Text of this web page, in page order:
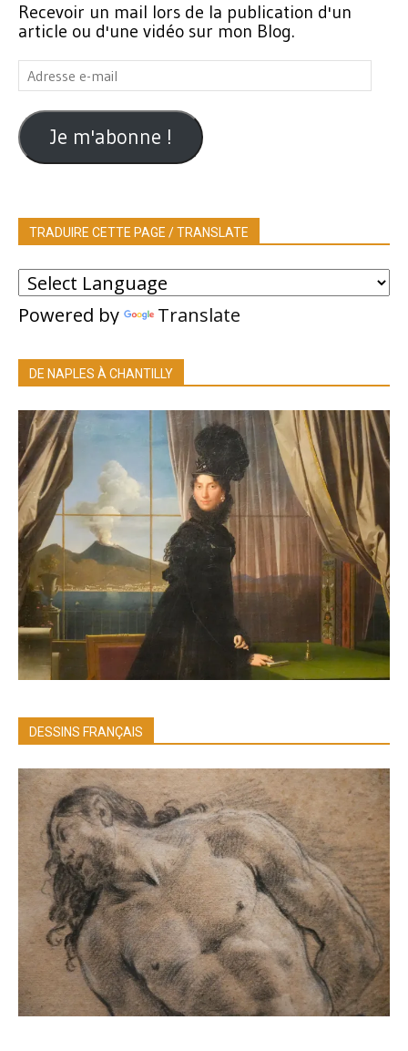
Recevoir un mail lors de la publication d'un
article ou d'une vidéo sur mon Blog.
Adresse
e-
mail
Je m'abonne !
TRADUIRE CETTE PAGE / TRANSLATE
Powered by Translate
DE NAPLES À CHANTILLY
DESSINS FRANÇAIS